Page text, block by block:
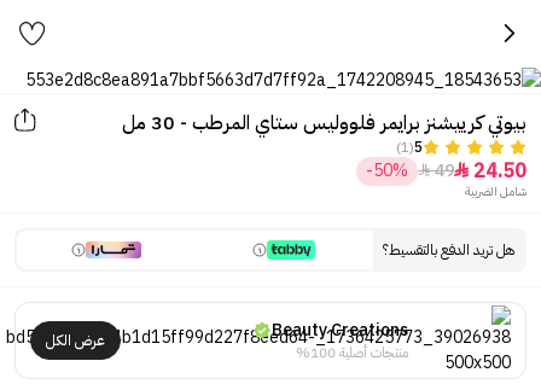
بيوتي كرييشنز برايمر فلووليس ستاي المرطب - 30 مل
5
(1)
24.50

49

-50%
شامل الضريبة
هل تريد الدفع بالتقسيط؟
Beauty Creations
منتجات أصلية 100%
عرض الكل